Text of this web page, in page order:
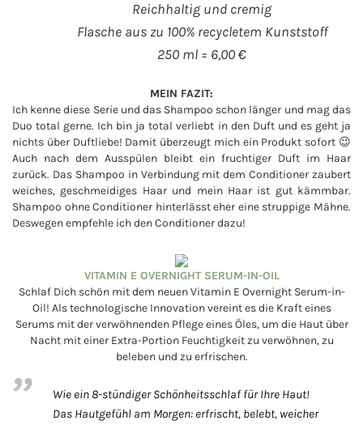
Reichhaltig und cremig
Flasche aus zu 100% recycletem Kunststoff
250 ml = 6,00 €
MEIN FAZIT:
Ich kenne diese Serie und das Shampoo schon länger und mag das
Duo total gerne. Ich bin ja total verliebt in den Duft und es geht ja
nichts über Duftliebe! Damit überzeugt mich ein Produkt sofort 😉
Auch nach dem Ausspülen bleibt ein fruchtiger Duft im Haar
zurück. Das Shampoo in Verbindung mit dem Conditioner zaubert
weiches, geschmeidiges Haar und mein Haar ist gut kämmbar.
Shampoo ohne Conditioner hinterlässt eher eine struppige Mähne.
Deswegen empfehle ich den Conditioner dazu!
VITAMIN E OVERNIGHT SERUM-IN-OIL
Schlaf Dich schön mit dem neuen Vitamin E Overnight Serum-in-
Oil! Als technologische Innovation vereint es die Kraft eines
Serums mit der verwöhnenden Pflege eines Öles, um die Haut über
Nacht mit einer Extra-Portion Feuchtigkeit zu verwöhnen, zu
beleben und zu erfrischen.
Wie ein 8-stündiger Schönheitsschlaf für Ihre Haut!
Das Hautgefühl am Morgen: erfrischt, belebt, weicher